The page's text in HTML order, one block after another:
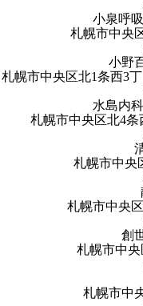
小泉呼
札幌市中央
小野
札幌市中央区北1条西3
水島内
札幌市中央区北4条
札幌市中央
札幌市中央
創
札幌市中
札幌市中